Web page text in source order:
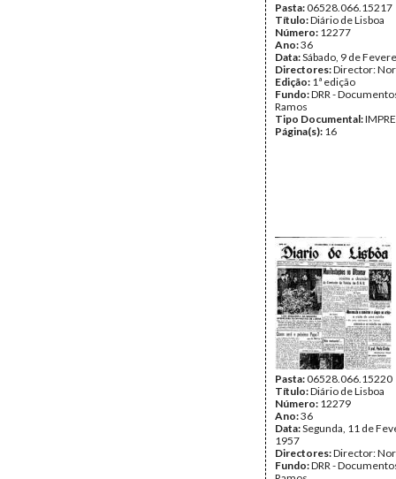
Pasta:06528.066.15217
Título:Diário de Lisboa
Número: 12277
Ano:36
Data:Sábado, 9 de
Directores:Director:
Edição: 1ª edição
Fundo:DRR -
Ramos
Tipo Documental:
Página(s): 16
Pasta:06528.066.15220
Título:Diário de Lisboa
Número: 12279
Ano:36
Data:Segunda, 11 de
1957
Directores:Director:
Fundo:DRR -